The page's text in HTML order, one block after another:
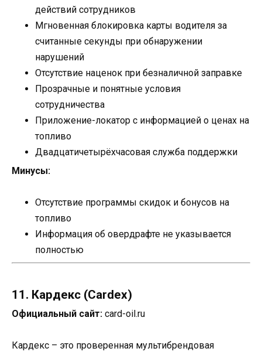
действий сотрудников
Мгновенная блокировка карты водителя за
считанные секунды при обнаружении
нарушений
Отсутствие наценок при безналичной заправке
Прозрачные и понятные условия
сотрудничества
Приложение-локатор с информацией о ценах на
топливо
Двадцатичетырёхчасовая служба поддержки
Минусы:
Отсутствие программы скидок и бонусов на
топливо
Информация об овердрафте не указывается
полностью
11. Кардекс (Cardex)
Официальный сайт: card-oil.ru
Кардекс – это проверенная мультибрендовая